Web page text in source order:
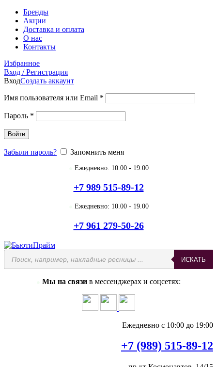
Бренды
Акции
Доставка и оплата
О нас
Контакты
Избранное
Вход / Регистрация
ВходСоздать аккаунт
Имя пользователя или Email *
Пароль *
Войти
Забыли пароль? Запомнить меня
Ежедневно: 10.00 - 19.00
+7 989 515-89-12
Ежедневно: 10.00 - 19.00
+7 961 279-50-26
Поиск
товаров
ИСКАТЬ
Мы на связи в мессенджерах и соцсетях:
Ежедневно с 10:00 до 19:00
+7 (989) 515-89-12